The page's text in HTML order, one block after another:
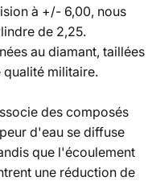
à +/- 6,00, nous
de 2,25.
au diamant, taillées
militaire.
des composés
d'eau se diffuse
que l'écoulement
une réduction de